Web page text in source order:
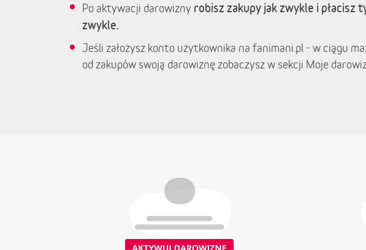
Po aktywacji darowizny robisz zakupy jak zwykle i płacisz
zwykle.
Jeśli założysz konto użytkownika na fanimani.pl - w ciągu
od zakupów swoją darowiznę zobaczysz w sekcji Moje